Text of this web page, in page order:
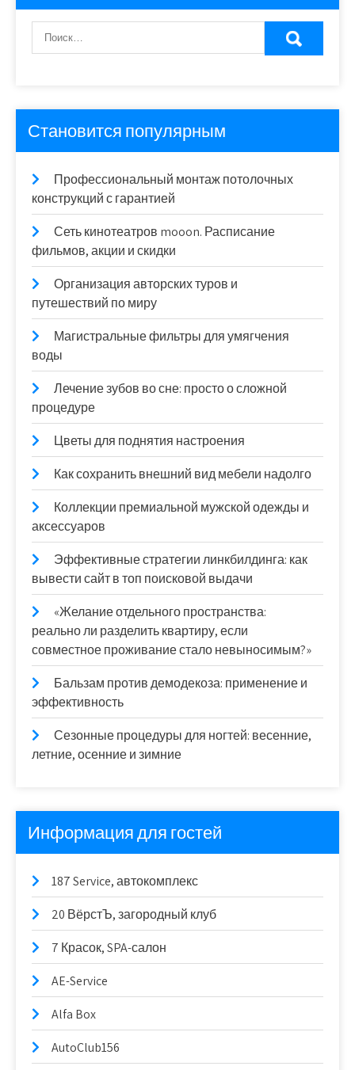
Становится популярным
Профессиональный монтаж потолочных
конструкций с гарантией
Сеть кинотеатров mooon. Расписание
фильмов, акции и скидки
Организация авторских туров и
путешествий по миру
Магистральные фильтры для умягчения
воды
Лечение зубов во сне: просто о сложной
процедуре
Цветы для поднятия настроения
Как сохранить внешний вид мебели надолго
Коллекции премиальной мужской одежды и
аксессуаров
Эффективные стратегии линкбилдинга: как
вывести сайт в топ поисковой выдачи
«Желание отдельного пространства:
реально ли разделить квартиру, если
совместное проживание стало невыносимым?»
Бальзам против демодекоза: применение и
эффективность
Сезонные процедуры для ногтей: весенние,
летние, осенние и зимние
Информация для гостей
187 Service, автокомплекс
20 ВёрстЪ, загородный клуб
7 Красок, SPA-салон
AE-Service
Alfa Box
AutoClub156